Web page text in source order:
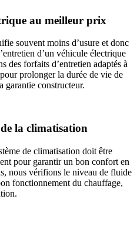
au meilleur prix
souvent moins d’usure et donc
d’un véhicule électrique
des forfaits d’entretien adaptés à
prolonger la durée de vie de
garantie constructeur.
la climatisation
de climatisation doit être
pour garantir un bon confort en
nous vérifions le niveau de fluide
fonctionnement du chauffage,